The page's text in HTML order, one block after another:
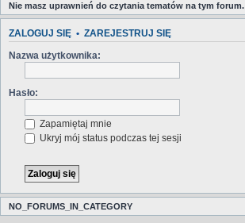
Nie masz uprawnień do czytania tematów na tym forum.
ZALOGUJ SIĘ • ZAREJESTRUJ SIĘ
Nazwa użytkownika:
Hasło:
Zapamiętaj mnie
Ukryj mój status podczas tej sesji
NO_FORUMS_IN_CATEGORY